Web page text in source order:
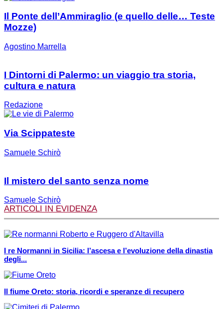
Il Ponte dell’Ammiraglio (e quello delle… Teste
Mozze)
Agostino Marrella
I Dintorni di Palermo: un viaggio tra storia,
cultura e natura
Redazione
Via Scippateste
Samuele Schirò
Il mistero del santo senza nome
Samuele Schirò
ARTICOLI IN EVIDENZA
I re Normanni in Sicilia: l’ascesa e l’evoluzione della dinastia
degli...
Il fiume Oreto: storia, ricordi e speranze di recupero